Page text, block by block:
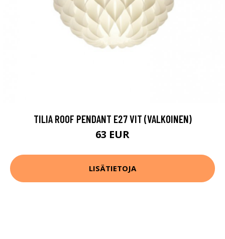
TILIA ROOF PENDANT E27 VIT (VALKOINEN)
63 EUR
LISÄTIETOJA